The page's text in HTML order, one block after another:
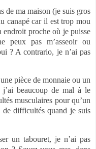
de ma maison (je suis gros
canapé car il est trop mou
endroit proche où je puisse
peux pas m’asseoir ou
? A contrario, je n’ai pas
pièce de monnaie ou un
j’ai beaucoup de mal à le
musculaires pour qu’un
de difficultés quand je suis
un tabouret, je n’ai pas